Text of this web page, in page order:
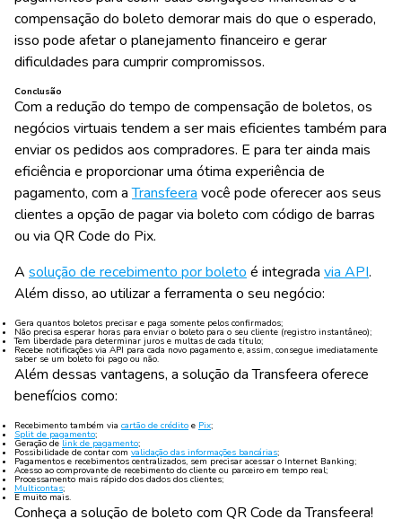
compensação do boleto demorar mais do que o esperado,
isso pode afetar o planejamento financeiro e gerar
dificuldades para cumprir compromissos.
Conclusão
Com a redução do tempo de compensação de boletos, os
negócios virtuais tendem a ser mais eficientes também para
enviar os pedidos aos compradores. E para ter ainda mais
eficiência e proporcionar uma ótima experiência de
pagamento, com aTransfeera você pode oferecer aos seus
clientes a opção de pagar via boleto com código de barras
ou via QR Code do Pix.
A solução de recebimento por boleto é integrada via API.
Além disso, ao utilizar a ferramenta o seu negócio:
Gera quantos boletos precisar e paga somente pelos confirmados;
Não precisa esperar horas para enviar o boleto para o seu cliente (registro instantâneo);
Tem liberdade para determinar juros e multas de cada título;
Recebe notificações via API para cada novo pagamento e, assim, consegue imediatamente
saber se um boleto foi pago ou não.
Além dessas vantagens, a solução da Transfeera oferece
benefícios como:
Recebimento também via cartão de crédito e Pix;
Split de pagamento;
Geração de link de pagamento;
Possibilidade de contar com validação das informações bancárias;
Pagamentos e recebimentos centralizados, sem precisar acessar o Internet Banking;
Acesso ao comprovante de recebimento do cliente ou parceiro em tempo real;
Processamento mais rápido dos dados dos clientes;
Multicontas;
E muito mais.
Conheça a solução de boleto com QR Code da Transfeera!